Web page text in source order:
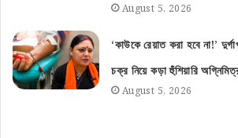
August 5, 2026
‘কাউকে রেয়াত করা হবে না!’
চক্র নিয়ে কড়া হুঁশিয়ারি
August 5, 2026